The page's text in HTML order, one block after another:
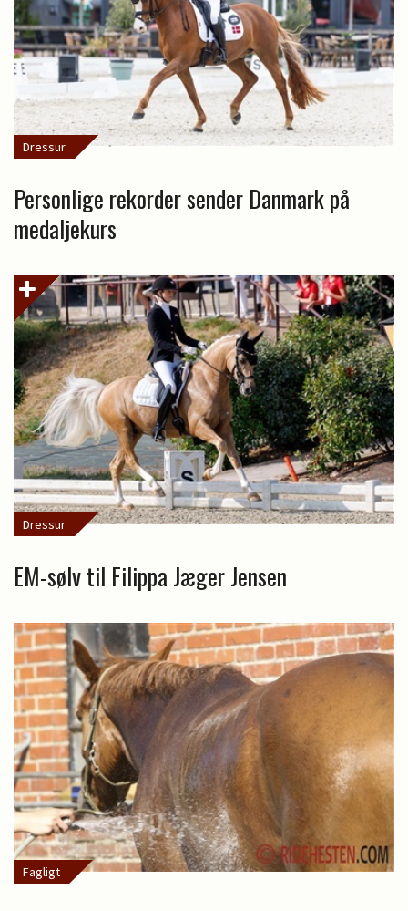
Dressur
Personlige rekorder sender Danmark på
medaljekurs
Dressur
EM-sølv til Filippa Jæger Jensen
Fagligt